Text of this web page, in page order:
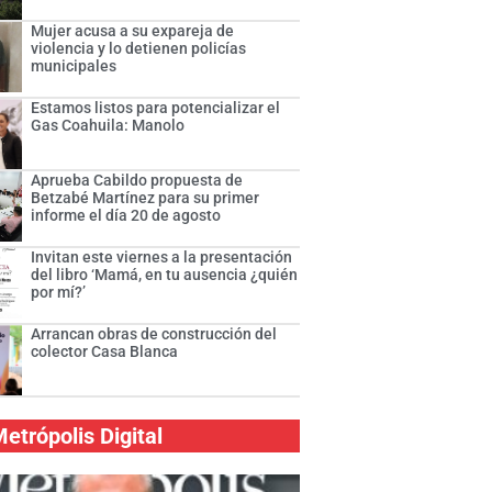
Mujer acusa a su expareja de
violencia y lo detienen policías
municipales
Estamos listos para potencializar el
Gas Coahuila: Manolo
Aprueba Cabildo propuesta de
Betzabé Martínez para su primer
informe el día 20 de agosto
Invitan este viernes a la presentación
del libro ‘Mamá, en tu ausencia ¿quién
por mí?’
Arrancan obras de construcción del
colector Casa Blanca
Digital